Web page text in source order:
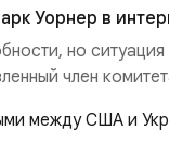
Уорнер в
но
член
и
территории